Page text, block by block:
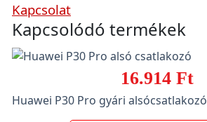
Kapcsolat
Kapcsolódó termékek
16.914 Ft
Huawei P30 Pro gyári alsócsatlakozó